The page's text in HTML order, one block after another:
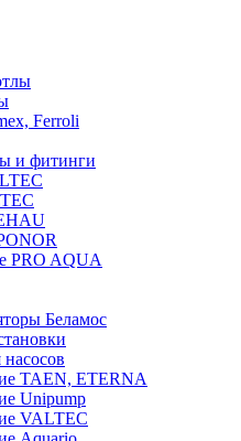
Ferroli
и фитинги
PRO AQUA
Беламос
TAEN, ETERNA
Unipump
VALTEC